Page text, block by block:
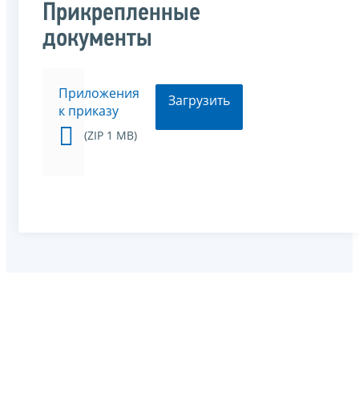
Прикрепленные
документы
Приложения
к приказу
(ZIP 1 MB)
Загрузить